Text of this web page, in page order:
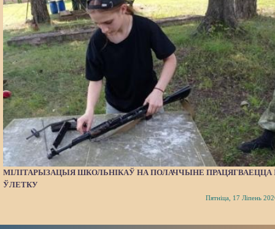
МІЛІТАРЫЗАЦЫЯ ШКОЛЬНІКАЎ НА ПОЛАЧЧЫНЕ ПРАЦЯГВАЕЦЦА
ЎЛЕТКУ
Пятніца, 17 Ліпень